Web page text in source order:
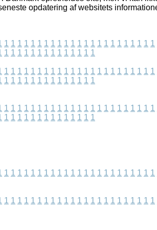
opdatering af websitets
1 1 1 1 1 1 1 1 1 1 1 1 1 1 1 1 1 1 1 1 1 1 1
1 1 1 1 1 1 1 1 1 1 1 1 1 1
1 1 1 1 1 1 1 1 1 1 1 1 1 1 1 1 1 1 1 1 1 1 1
1 1 1 1 1 1 1 1 1 1 1 1 1 1
1 1 1 1 1 1 1 1 1 1 1 1 1 1 1 1 1 1 1 1 1 1 1
1 1 1 1 1 1 1 1 1 1 1 1 1 1
1 1 1 1 1 1 1 1 1 1 1 1 1 1 1 1 1 1 1 1 1 1 1
1 1 1 1 1 1 1 1 1 1 1 1 1 1 1 1 1 1 1 1 1 1 1